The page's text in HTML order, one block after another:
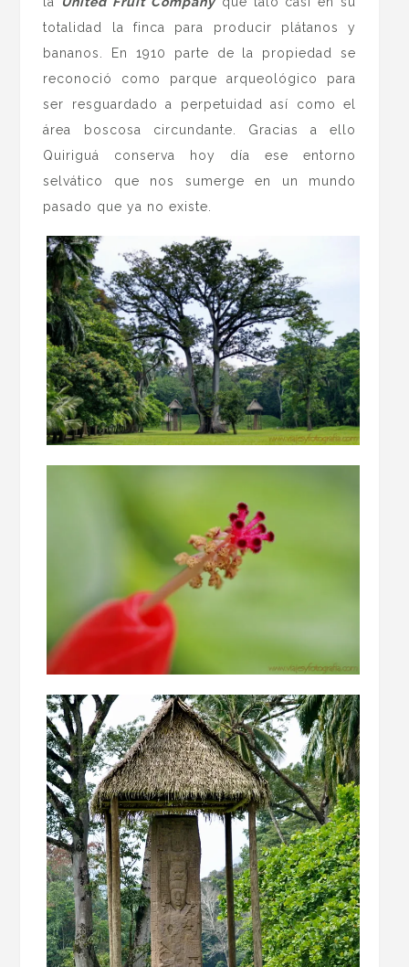
totalidad la finca para producir plátanos y
bananos. En 1910 parte de la propiedad se
reconoció como parque arqueológico para
ser resguardado a perpetuidad así como el
área boscosa circundante. Gracias a ello
Quiriguá conserva hoy día ese entorno
selvático que nos sumerge en un mundo
pasado que ya no existe.